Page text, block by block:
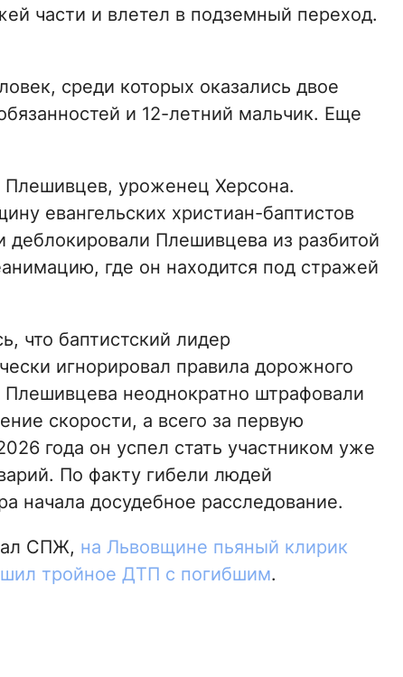
части и влетел в подземный переход.
среди которых оказались двое
и 12-летний мальчик. Еще
Плешивцев, уроженец Херсона.
евангельских христиан-баптистов
Плешивцева из разбитой
где он находится под стражей
что баптистский лидер
игнорировал правила дорожного
неоднократно штрафовали
скорости, а всего за первую
года он успел стать участником уже
По факту гибели людей
начала досудебное расследование.
СПЖ, на Львовщине пьяный клирик
тройное ДТП с погибшим.